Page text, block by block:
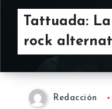
Tattuada:
rock
Redacción